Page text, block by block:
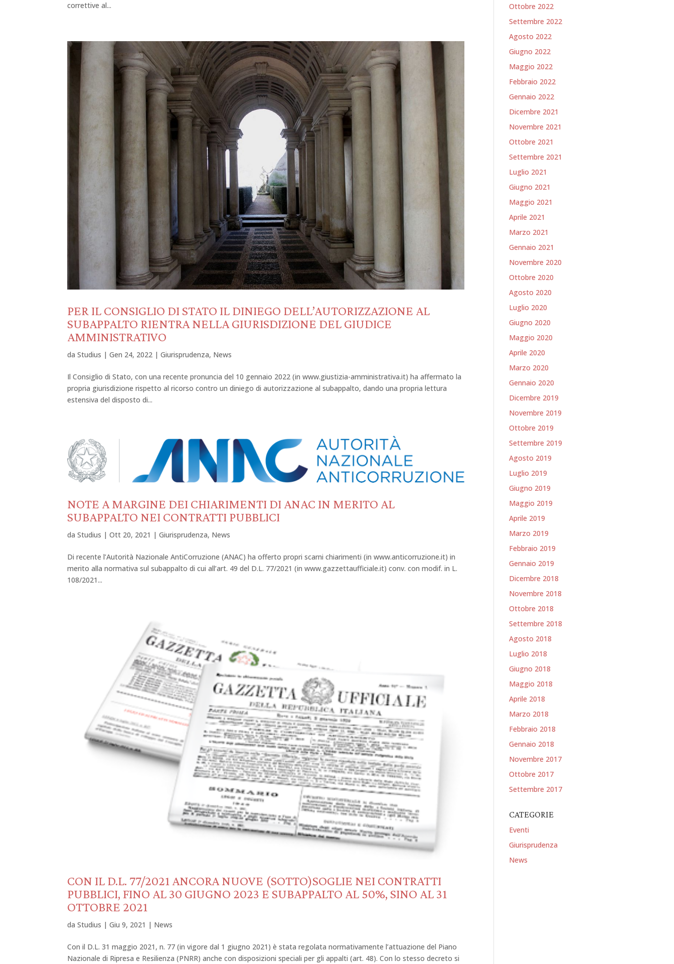
correttive al...
PER IL CONSIGLIO DI STATO IL DINIEGO DELL’AUTORIZZAZIONE AL
SUBAPPALTO RIENTRA NELLA GIURISDIZIONE DEL GIUDICE
AMMINISTRATIVO
daStudius |Gen 24, 2022 |Giurisprudenza, News
Il Consiglio di Stato, con una recente pronuncia del 10 gennaio 2022 (in www.giustizia-amministrativa.it) ha affermato la
propria giurisdizione rispetto al ricorso contro un diniego di autorizzazione al subappalto, dando una propria lettura
estensiva del disposto di...
NOTE A MARGINE DEI CHIARIMENTI DI ANAC IN MERITO AL
SUBAPPALTO NEI CONTRATTI PUBBLICI
daStudius |Ott 20, 2021 |Giurisprudenza, News
Di recente l’Autorità Nazionale AntiCorruzione (ANAC) ha offerto propri scarni chiarimenti (in www.anticorruzione.it) in
merito alla normativa sul subappalto di cui all’art. 49 del D.L. 77/2021 (in www.gazzettaufficiale.it) conv. con modif. in L.
108/2021...
CON IL D.L. 77/2021 ANCORA NUOVE (SOTTO)SOGLIE NEI CONTRATTI
PUBBLICI, FINO AL 30 GIUGNO 2023 E SUBAPPALTO AL 50%, SINO AL 31
OTTOBRE 2021
daStudius |Giu 9, 2021 | News
Con il D.L. 31 maggio 2021, n. 77 (in vigore dal 1 giugno 2021) è stata regolata normativamente l’attuazione del Piano
Nazionale di Ripresa e Resilienza (PNRR) anche con disposizioni speciali per gli appalti (art. 48). Con lo stesso decreto si
Ottobre 2022
Settembre 2022
Agosto 2022
Giugno 2022
Maggio 2022
Febbraio 2022
Gennaio 2022
Dicembre 2021
Novembre 2021
Ottobre 2021
Settembre 2021
Luglio 2021
Giugno 2021
Maggio 2021
Aprile 2021
Marzo 2021
Gennaio 2021
Novembre 2020
Ottobre 2020
Agosto 2020
Luglio 2020
Giugno 2020
Maggio 2020
Aprile 2020
Marzo 2020
Gennaio 2020
Dicembre 2019
Novembre 2019
Ottobre 2019
Settembre 2019
Agosto 2019
Luglio 2019
Giugno 2019
Maggio 2019
Aprile 2019
Marzo 2019
Febbraio 2019
Gennaio 2019
Dicembre 2018
Novembre 2018
Ottobre 2018
Settembre 2018
Agosto 2018
Luglio 2018
Giugno 2018
Maggio 2018
Aprile 2018
Marzo 2018
Febbraio 2018
Gennaio 2018
Novembre 2017
Ottobre 2017
Settembre 2017
CATEGORIE
Eventi
Giurisprudenza
News